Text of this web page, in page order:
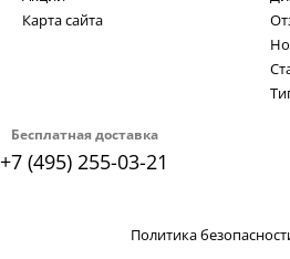
Бесплатная доставка
+7 (495) 255-03-21
Карта сайта
Политика